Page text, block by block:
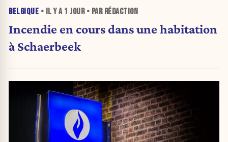
BELGIQUE • IL Y A 1 JOUR• PAR RÉDACTION
Incendie en cours dans une habitation
à Schaerbeek